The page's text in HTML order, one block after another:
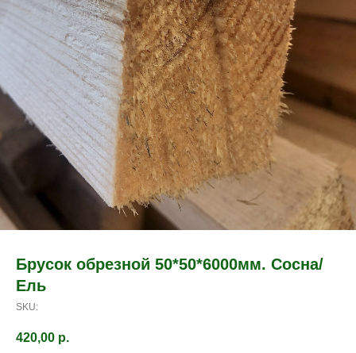
Брусок обрезной 50*50*6000мм. Сосна/
Ель
SKU:
420,00 р.